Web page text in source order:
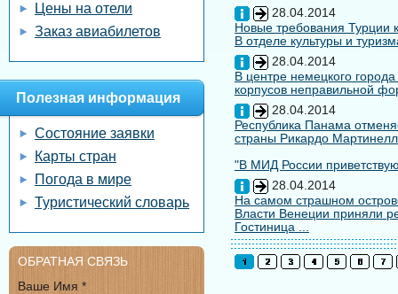
28.04.2014
Новые требования Турции
В отделе культуры и
28.04.2014
В центре немецкого
корпусов неправильной
28.04.2014
Республика Панама
страны Рикардо
"В МИД России
28.04.2014
На самом страшном
Власти Венеции приняли
Гостиница ...
Цены на отели
Заказ авиабилетов
Полезная информация
Состояние заявки
Карты стран
Погода в мире
Туристический словарь
ОБРАТНАЯ СВЯЗЬ
Ваше Имя *